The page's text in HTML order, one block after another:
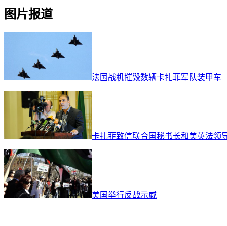
问题的表决中举手投弃权
图片报道
法国战机摧毁数辆卡扎菲军队装甲车
卡扎菲致信联合国秘书长和美英法领
美国举行反战示威